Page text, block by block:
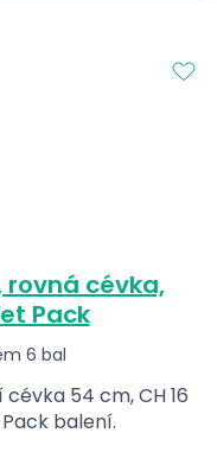
rovná cévka,
Pack
6 bal
54 cm, CH 16
balení.